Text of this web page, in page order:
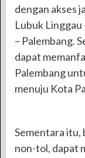
dengan akses
Lubuk Linggau
– Palembang.
dapat
Palembang
menuju Kota
Sementara itu,
non-tol, dapat